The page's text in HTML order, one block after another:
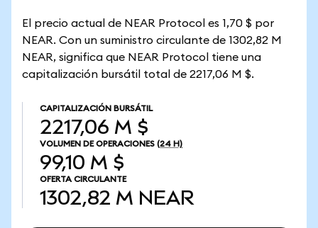
El precio actual de NEAR Protocol es 1,70 $ por
NEAR. Con un suministro circulante de 1302,82 M
NEAR, significa que NEAR Protocol tiene una
capitalización bursátil total de 2217,06 M $.
CAPITALIZACIÓN BURSÁTIL
2217,06 M $
VOLUMEN DE OPERACIONES (24 H)
99,10 M $
OFERTA CIRCULANTE
1302,82 M NEAR